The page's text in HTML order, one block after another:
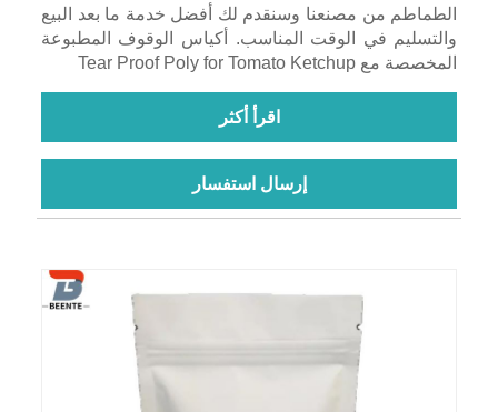
الطماطم من مصنعنا وسنقدم لك أفضل خدمة ما بعد البيع
والتسليم في الوقت المناسب. أكياس الوقوف المطبوعة
المخصصة مع Tear Proof Poly for Tomato Ketchup
اقرأ أكثر
إرسال استفسار